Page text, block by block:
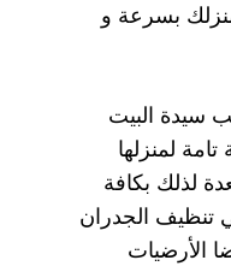
بسرعة و
سيدة البيت
لمنزلها
لذلك بكافة
تنظيف الجدران
الأرضيات